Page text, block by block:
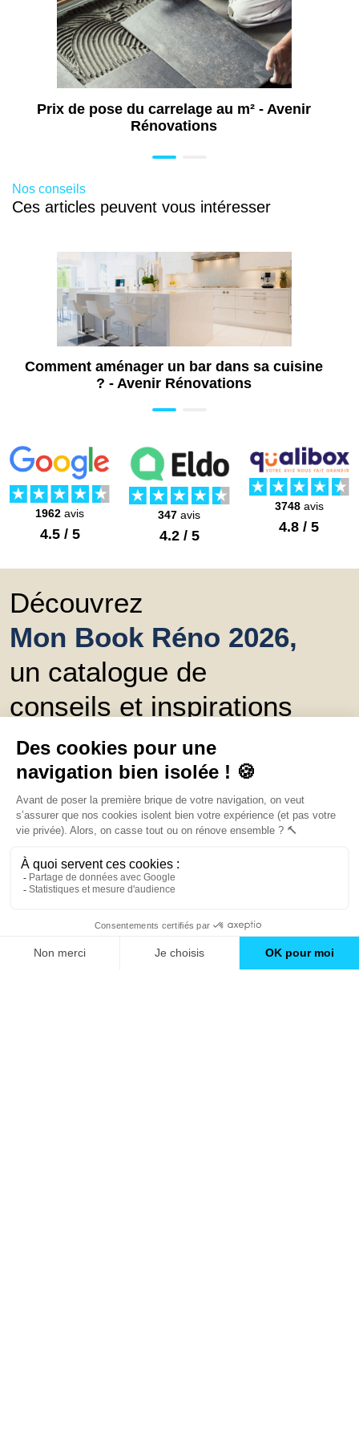
(38)
Travaux d'isolation à Vienne (38)
Travaux de rénovation intérieure à Vienne
(38)
Isolation mur intérieur à Pau Nord (64)
Travaux d'aménagement de salle de bains
Vienne (38)
Installation douche sécurisée pour senior
Rénovation toiture à Vienne (38)
Travaux d'aménagement dressing à
Vienne (38)
Prix de pose du carrelage au m² - Avenir
Rénovations
Nos conseils
Ces articles peuvent vous intéresser
Comment aménager un bar dans sa cuisine
? - Avenir Rénovations
1962 avis
4.5 / 5
347 avis
4.2 / 5
3748avis
4.8 / 5
Découvrez
Mon Book Réno 2026,
un catalogue de
conseils et inspirations
Trouver une agence
GO